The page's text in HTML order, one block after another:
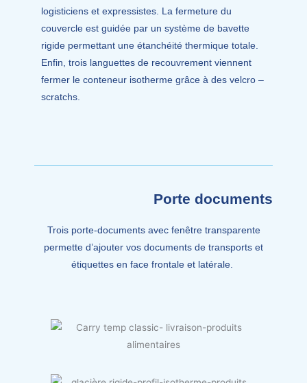
logisticiens et expressistes. La fermeture du
couvercle est guidée par un système de bavette
rigide permettant une étanchéité thermique totale.
Enfin, trois languettes de recouvrement viennent
fermer le conteneur isotherme grâce à des velcro –
scratchs.
Porte documents
Trois porte-documents avec fenêtre transparente
permette d’ajouter vos documents de transports et
étiquettes en face frontale et latérale.